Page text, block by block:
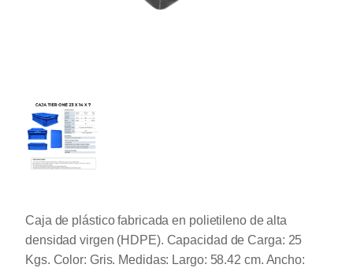
Caja de plástico fabricada en polietileno de alta
densidad virgen (HDPE). Capacidad de Carga: 25
Kgs. Color: Gris. Medidas: Largo: 58.42 cm. Ancho: